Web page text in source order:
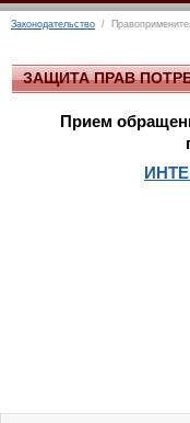
Законодательство /
ЗАЩИТА ПРАВ
Прием